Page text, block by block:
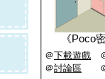
《Poco
＠下載遊戲
＠討論區